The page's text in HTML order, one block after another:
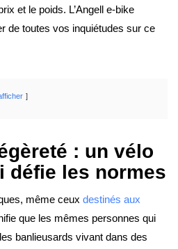
et le poids. L’Angell e-bike
de toutes vos inquiétudes sur ce
: un vélo
défie les normes
même ceux destinés aux
que les mêmes personnes qui
banlieusards vivant dans des